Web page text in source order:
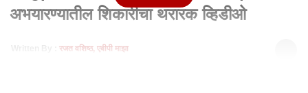
अभयारण्यातील शिकारीचा थरारक व्हिडीओ
रजत वशिष्ठ, एबीपी माझा